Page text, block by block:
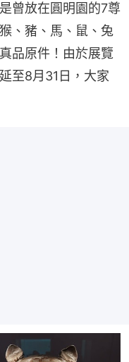
曾放在圓明園的7尊
、豬、馬、鼠、兔
品原件！由於展覽
至8月31日，大家